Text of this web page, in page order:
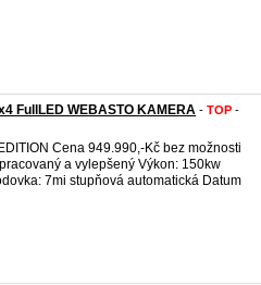
FullLED WEBASTO KAMERA - TOP -
Cena 949.990,-Kč bez možnosti
a vylepšený Výkon: 150kw
7mi stupňová automatická Datum